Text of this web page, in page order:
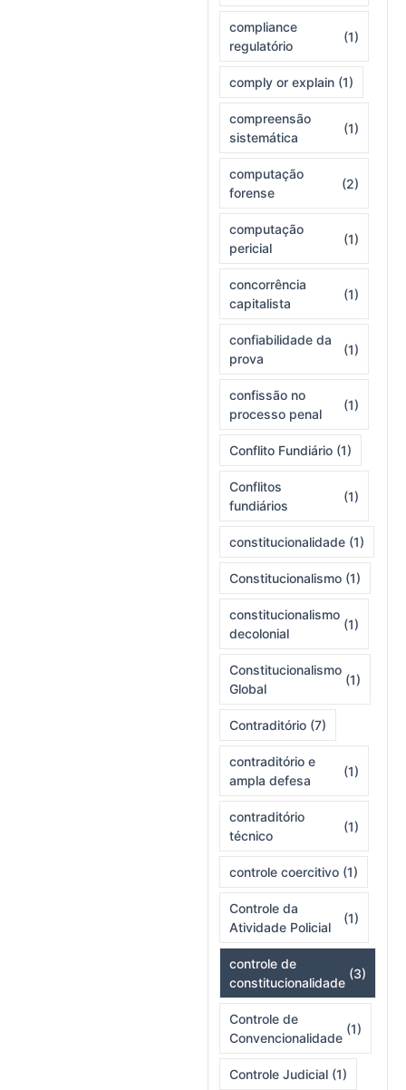
compliance
regulatório
(1)
comply or explain (1)
compreensão
sistemática
(1)
computação
forense
(2)
computação
pericial
(1)
concorrência
capitalista
(1)
confiabilidade da
prova
(1)
confissão no
processo penal
(1)
Conflito Fundiário (1)
Conflitos
fundiários
(1)
constitucionalidade (1)
Constitucionalismo (1)
constitucionalismo
decolonial
(1)
Constitucionalismo
Global
(1)
Contraditório (7)
contraditório e
ampla defesa
(1)
contraditório
técnico
(1)
controle coercitivo (1)
Controle da
Atividade Policial
(1)
controle de
constitucionalidade
(3)
Controle de
Convencionalidade
(1)
Controle Judicial (1)